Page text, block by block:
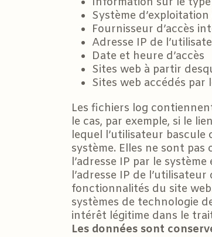
Système
Fournisseur d’accès
Adresse IP de
Date et heure d’accès
Sites web à partir
Sites web accédés par
Les fichiers log
le cas, par exemple, si le
lequel l’utilisateur
système. Elles ne sont
l’adresse IP par le
l’adresse IP de
fonctionnalités du site
systèmes de technologie
intérêt légitime dans le
Les données sont